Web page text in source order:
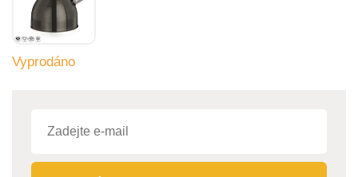
Vyprodáno